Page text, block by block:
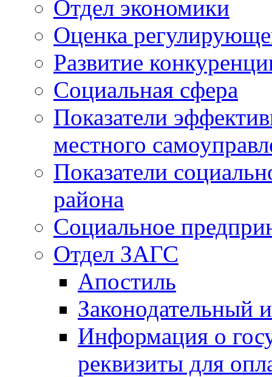
Отдел экономики
Оценка
Развитие
Социальная сфера
Показатели
местного
Показатели
района
Социальное
Отдел ЗАГС
Апостиль
Законодательный
Информация о
реквизиты для